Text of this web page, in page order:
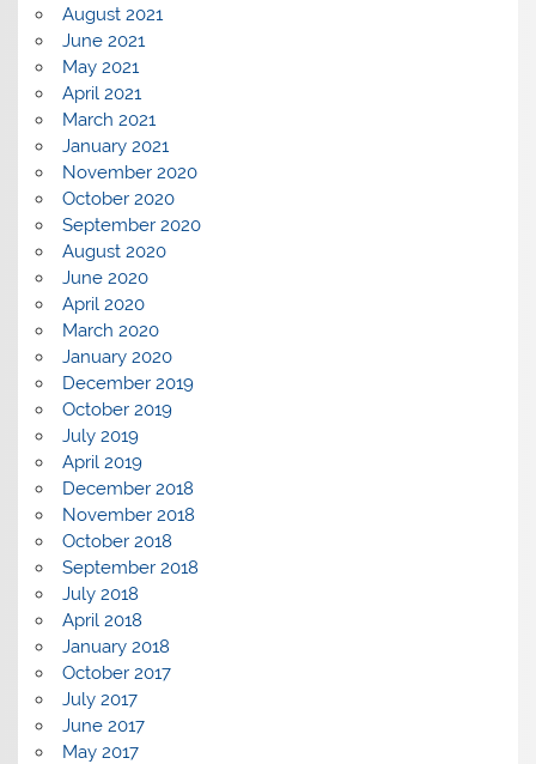
August 2021
June 2021
May 2021
April 2021
March 2021
January 2021
November 2020
October 2020
September 2020
August 2020
June 2020
April 2020
March 2020
January 2020
December 2019
October 2019
July 2019
April 2019
December 2018
November 2018
October 2018
September 2018
July 2018
April 2018
January 2018
October 2017
July 2017
June 2017
May 2017